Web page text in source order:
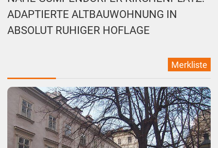
ADAPTIERTE ALTBAUWOHNUNG IN
ABSOLUT RUHIGER HOFLAGE
Merkliste